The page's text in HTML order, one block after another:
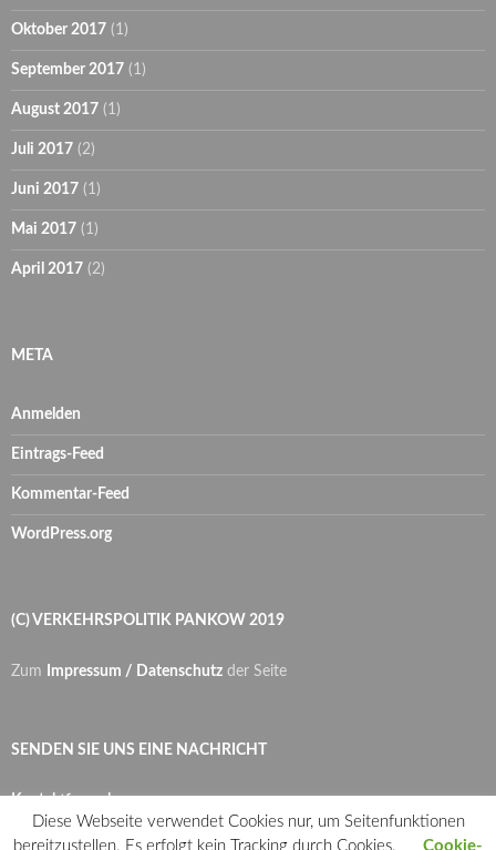
Oktober 2017 (1)
September 2017 (1)
August 2017 (1)
Juli 2017 (2)
Juni 2017 (1)
Mai 2017 (1)
April 2017 (2)
META
Anmelden
Eintrags-Feed
Kommentar-Feed
WordPress.org
(C) VERKEHRSPOLITIK PANKOW 2019
Zum Impressum / Datenschutz der Seite
SENDEN SIE UNS EINE NACHRICHT
Kontaktformular
Diese Webseite verwendet Cookies nur, um Seitenfunktionen
bereitzustellen. Es erfolgt kein Tracking durch Cookies.
Cookie-